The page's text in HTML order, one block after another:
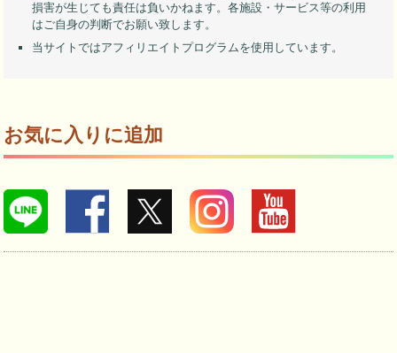
損害が生じても責任は負いかねます。各施設・サービス等の利用
はご自身の判断でお願い致します。
当サイトではアフィリエイトプログラムを使用しています。
お気に入りに追加